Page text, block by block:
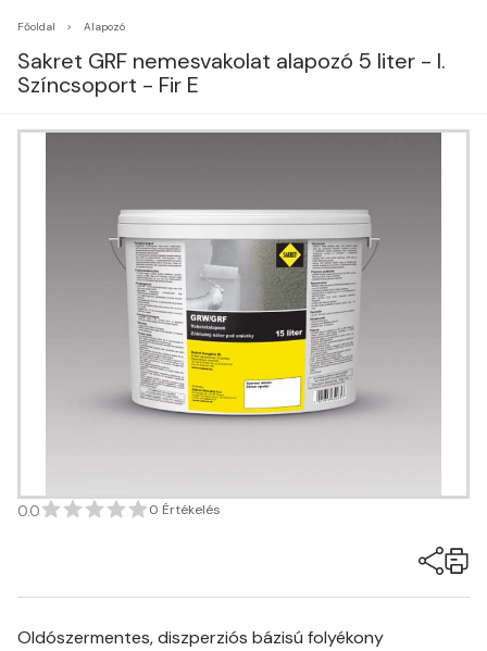
Főoldal Alapozó
Sakret GRF nemesvakolat alapozó 5 liter - I.
Színcsoport - Fir E
0.0 0 Értékelés
Oldószermentes, diszperziós bázisú folyékony